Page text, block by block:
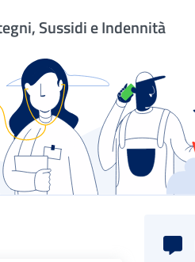
Sussidi e Indennità